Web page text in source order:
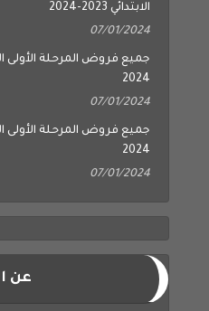
الابتدائي 2023-2024
07/01/2024
2024
07/01/2024
2024
07/01/2024
عن